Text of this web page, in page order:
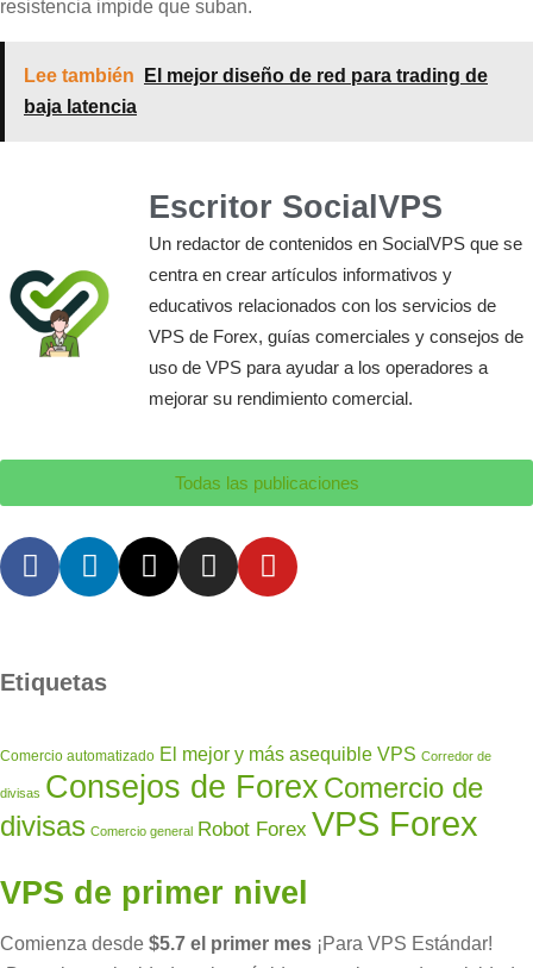
resistencia impide que suban.
Lee también
El mejor diseño de red para trading de
baja latencia
Escritor SocialVPS
Un redactor de contenidos en SocialVPS que se
centra en crear artículos informativos y
educativos relacionados con los servicios de
VPS de Forex, guías comerciales y consejos de
uso de VPS para ayudar a los operadores a
mejorar su rendimiento comercial.
Todas las publicaciones
Etiquetas
Comercio automatizado El mejor y más asequible VPS Corredor de
divisas Consejos de Forex Comercio de
divisas Comercio general Robot Forex VPS Forex
VPS de primer nivel
Comienza desde $5.7 el primer mes ¡Para VPS Estándar!